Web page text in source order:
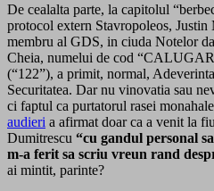
De cealalta parte, la capitolul
protocol extern Stavropoleos, Justin
membru al GDS, in ciuda Notelor
Cheia, numelui de cod
(“122”), a primit, normal,
Securitatea. Dar nu vinovatia sau
ci faptul ca purtatorul rasei
audieri a afirmat doar ca a venit la
Dumitrescu “cu gandul personal
m-a ferit sa scriu vreun rand
ai mintit, parinte?